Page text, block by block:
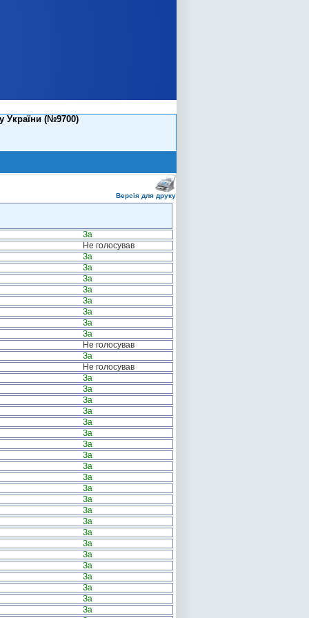
України (№9700)
Версія для друку
За
Не голосував
За
За
За
За
За
За
За
За
Не голосував
За
Не голосував
За
За
За
За
За
За
За
За
За
За
За
За
За
За
За
За
За
За
За
За
За
За